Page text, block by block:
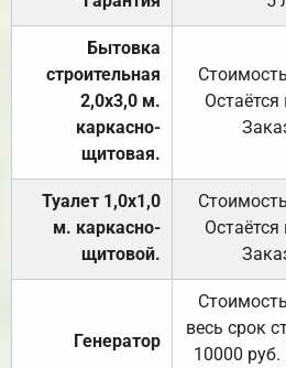
Бытовка
строительная
2,0х3,0 м.
каркасно-
щитовая.
Остаётся
Туалет 1,0х1,0
м. каркасно-
щитовой.
Остаётся
Генератор
весь срок
10000